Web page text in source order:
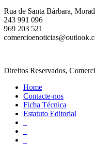
Rua de Santa Bárbara,
243 991 096
969 203 521
Direitos Reservados,
Home
Contacte-nos
Ficha Técnica
Estatuto Editorial